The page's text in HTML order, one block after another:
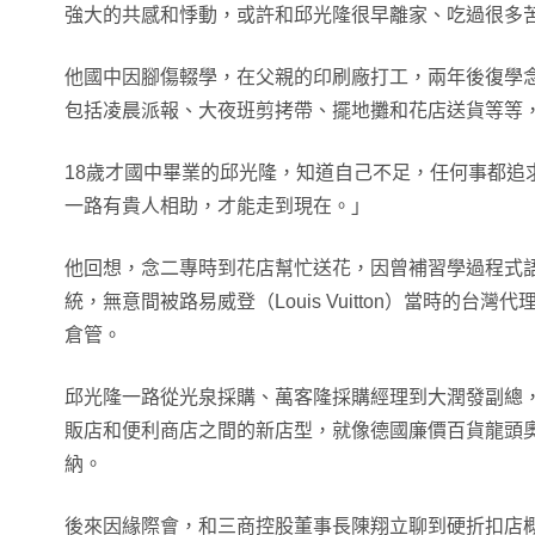
強大的共感和悸動，或許和邱光隆很早離家、吃過很多
他國中因腳傷輟學，在父親的印刷廠打工，兩年後復學
包括凌晨派報、大夜班剪拷帶、擺地攤和花店送貨等等
18歲才國中畢業的邱光隆，知道自己不足，任何事都
一路有貴人相助，才能走到現在。」
他回想，念二專時到花店幫忙送花，因曾補習學過程式
統，無意間被路易威登（Louis Vuitton）當時的台灣代
倉管。
邱光隆一路從光泉採購、萬客隆採購經理到大潤發副總
販店和便利商店之間的新店型，就像德國廉價百貨龍頭
納。
後來因緣際會，和三商控股董事長陳翔立聊到硬折扣店